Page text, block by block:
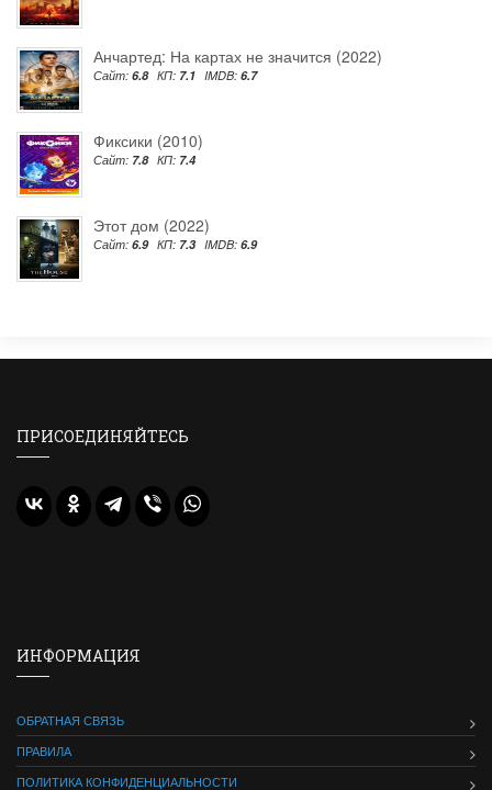
Анчартед: На картах не значится (2022)
Сайт: 6.8 КП: 7.1 IMDB: 6.7
Фиксики (2010)
Сайт: 7.8 КП: 7.4
Этот дом (2022)
Сайт: 6.9 КП: 7.3 IMDB: 6.9
ПРИСОЕДИНЯЙТЕСЬ
ИНФОРМАЦИЯ
ОБРАТНАЯ СВЯЗЬ
ПРАВИЛА
ПОЛИТИКА КОНФИДЕНЦИАЛЬНОСТИ